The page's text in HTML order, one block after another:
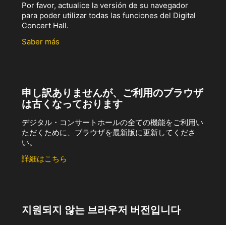
Por favor, actualice la versión de su navegador
para poder utilizar todas las funciones del Digital
Concert Hall.
Saber más
申し訳ありませんが、ご利用のブラウザ
は古くなっております
デジタル・コンサートホールの全ての機能をご利用い
ただくために、ブラウザを最新版に更新してくださ
い。
詳細はこちら
지원되지 않는 브라우저 버전입니다